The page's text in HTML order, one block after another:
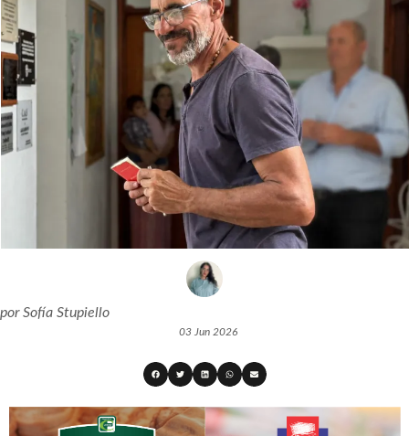
porSofía Stupiello
03 Jun 2026